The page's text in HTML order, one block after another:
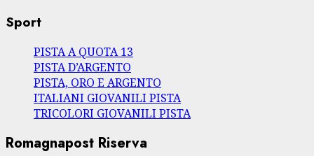
Sport
PISTA A QUOTA 13
PISTA D’ARGENTO
PISTA, ORO E ARGENTO
ITALIANI GIOVANILI PISTA
TRICOLORI GIOVANILI PISTA
Romagnapost Riserva